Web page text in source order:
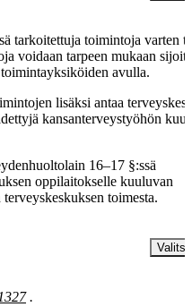
tarkoitettuja toimintoja varten
voidaan tarpeen mukaan
avulla.
lisäksi antaa
kansanterveystyöhön
16–17 §:ssä
oppilaitokselle kuuluvan
toimesta.
.